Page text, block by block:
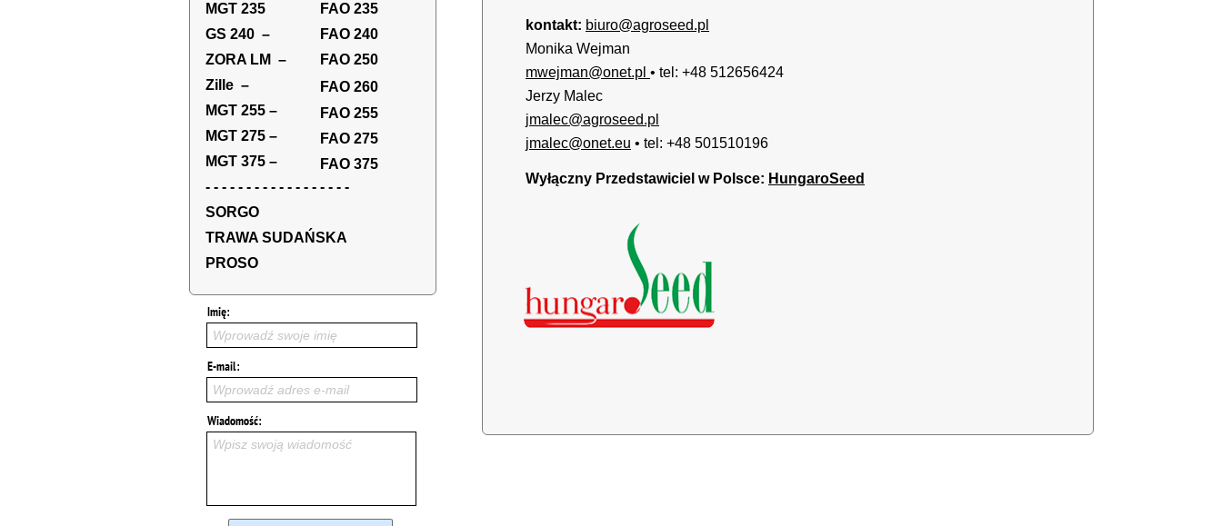
MGT 235
GS 240 –
ZORA LM –
Zille –
MGT 255 –
MGT 275 –
MGT 375 –
- - - - - - - - - - - - - - - - - -
SORGO
TRAWA SUDAŃSKA
PROSO
FAO 235
FAO 240
FAO 250
FAO 260
FAO 255
FAO 275
FAO 375
Wprowadź swoje imię
Wprowadź adres e-mail
Wpisz swoją wiadomość
Wyłączny Przedstawiciel w Polsce: HungaroSeed
kontakt: biuro@agroseed.pl
Monika Wejman
mwejman@onet.pl • tel: +48 512656424
Jerzy Malec
jmalec@agroseed.pl
jmalec@onet.eu • tel: +48 501510196